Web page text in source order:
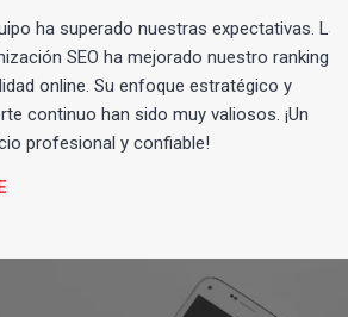
ha superado nuestras expectativas. La
SEO ha mejorado nuestro ranking y
online. Su enfoque estratégico y
continuo han sido muy valiosos. ¡Un
profesional y confiable!